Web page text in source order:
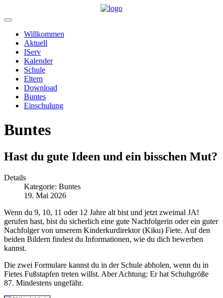
Willkommen
Aktuell
IServ
Kalender
Schule
Eltern
Download
Buntes
Einschulung
Buntes
Hast du gute Ideen und ein bisschen Mut?
Details
Kategorie: Buntes
19. Mai 2026
Wenn du 9, 10, 11 oder 12 Jahre alt bist und jetzt zweimal JA!
gerufen hast, bist du sicherlich eine gute Nachfolgerin oder ein guter
Nachfolger von unserem Kinderkurdirektor (Kiku) Fiete. Auf den
beiden Bildern findest du Informationen, wie du dich bewerben
kannst.
Die zwei Formulare kannst du in der Schule abholen, wenn du in
Fietes Fußstapfen treten willst. Aber Achtung: Er hat Schuhgröße
87. Mindestens ungefähr.